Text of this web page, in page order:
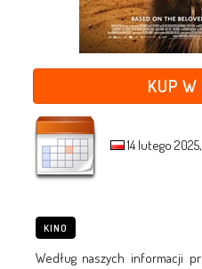
KUP W
14 lutego
KINO
Według naszych informacji